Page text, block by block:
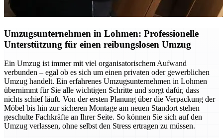
Umzugsunternehmen in Lohmen: Professionelle
Unterstützung für einen reibungslosen Umzug
Ein Umzug ist immer mit viel organisatorischem Aufwand
verbunden – egal ob es sich um einen privaten oder gewerblichen
Umzug handelt. Ein erfahrenes Umzugsunternehmen in Lohmen
übernimmt für Sie alle wichtigen Schritte und sorgt dafür, dass
nichts schief läuft. Von der ersten Planung über die Verpackung der
Möbel bis hin zur sicheren Montage am neuen Standort stehen
geschulte Fachkräfte an Ihrer Seite. So können Sie sich auf den
Umzug verlassen, ohne selbst den Stress ertragen zu müssen.